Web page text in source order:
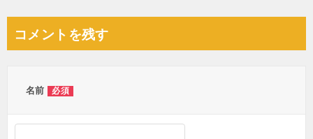
コメントを残す
名前 必須